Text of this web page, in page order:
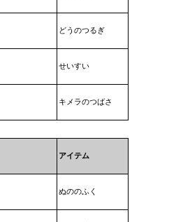
どうのつるぎ
せいすい
キメラのつばさ
アイテム
ぬののふく